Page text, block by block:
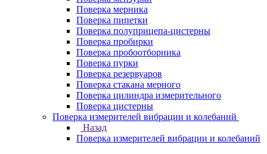
Поверка мерника
Поверка пипетки
Поверка полуприцепа-цистерны
Поверка пробирки
Поверка пробоотборника
Поверка пурки
Поверка резервуаров
Поверка стакана мерного
Поверка цилиндра измерительного
Поверка цистерны
Поверка измерителей вибрации и колебаний
Назад
Поверка измерителей вибрации и колебаний